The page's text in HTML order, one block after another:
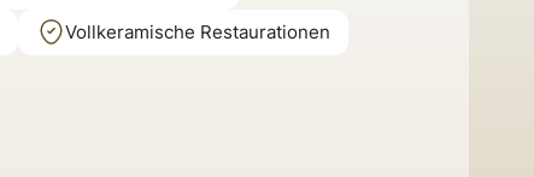
Vollkeramische Restaurationen